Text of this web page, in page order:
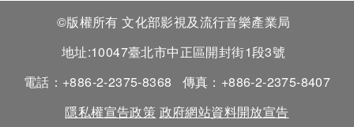
©版權所有 文化部影視及流行音樂產業局
地址:10047臺北市中正區開封街1段3號
電話：+886-2-2375-8368
傳真：+886-2-2375-8407
隱私權宣告政策 政府網站資料開放宣告